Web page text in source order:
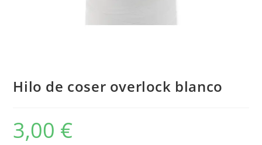
Hilo de coser overlock blanco
3,00 €